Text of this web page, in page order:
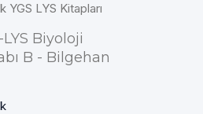
YGS LYS Kitapları
Biyoloji
B - Bilgehan